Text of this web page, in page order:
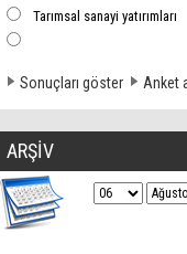
Tarımsal sanayi yatırımları
Sonuçları göster Anket
ARŞİV